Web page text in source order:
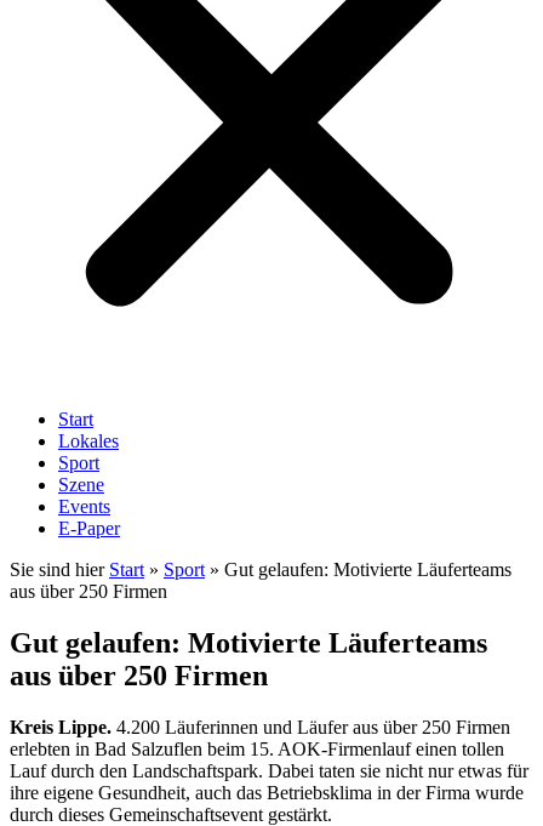
Start
Lokales
Sport
Szene
Events
E-Paper
Sie sind hier Start » Sport » Gut gelaufen: Motivierte Läuferteams
aus über 250 Firmen
Gut gelaufen: Motivierte Läuferteams
aus über 250 Firmen
Kreis Lippe. 4.200 Läuferinnen und Läufer aus über 250 Firmen
erlebten in Bad Salzuflen beim 15. AOK-Firmenlauf einen tollen
Lauf durch den Landschaftspark. Dabei taten sie nicht nur etwas für
ihre eigene Gesundheit, auch das Betriebsklima in der Firma wurde
durch dieses Gemeinschaftsevent gestärkt.